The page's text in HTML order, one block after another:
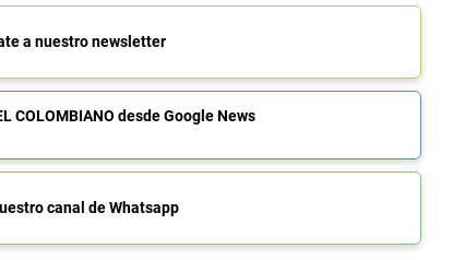
a nuestro newsletter
COLOMBIANO desde Google News
canal de Whatsapp